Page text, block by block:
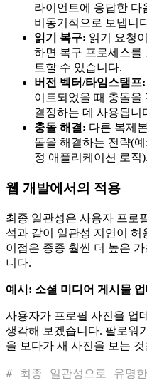
라이언트에 응답한 다
비동기적으로 보냅니
읽기 복구: 읽기 요청
하면 복구 프로세스를
트할 수 있습니다.
버전 벡터/타임스탬프:
이트되었을 때 충돌
결정하는 데 사용됩니
충돌 해결: 다른 복제
돌을 해결하는 전략(
정 애플리케이션 로직).
웹 개발에서의 적용
최종 일관성은 사용자 프로
석과 같이 일관성 지연이
이점은 종종 훨씬 더 높은
니다.
예시: 소셜 미디어 게시물
사용자가 프로필 사진을 업
생각해 보겠습니다. 팔로워
을 보다가 새 사진을 보는
# 최종 일관성으로 유명